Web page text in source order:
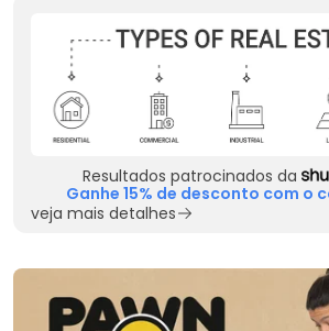
Resultados patrocinados da
Ganhe 15% de desconto com o
veja mais detalhes